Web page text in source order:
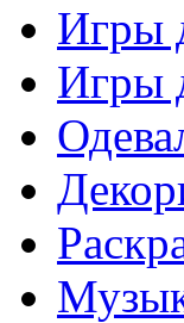
Игры
Игры